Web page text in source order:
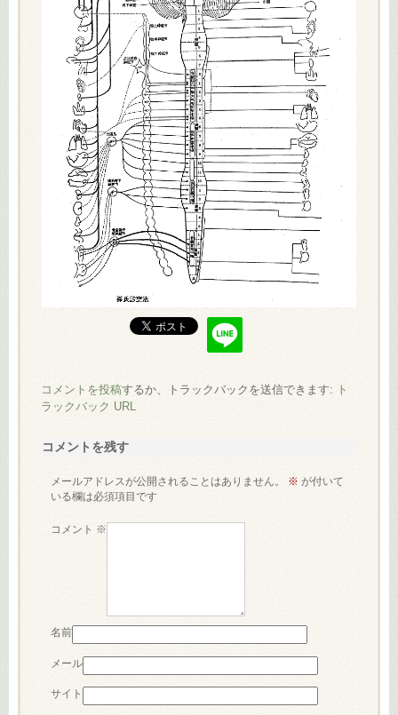
コメントを投稿するか、トラックバックを送信できます:
ト
ラックバック URL
コメントを残す
メールアドレスが公開されることはありません。 ※ が付いて
いる欄は必須項目です
コメント ※
名前
メール
サイト